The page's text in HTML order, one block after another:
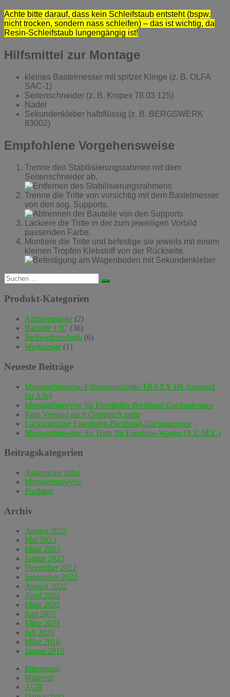
Achte bitte darauf, dass kein Schleifstaub entsteht (bspw.
nicht trocken, sondern nass schleifen) – das ist wichtig, da
Resin-Schleifstaub lungengängig ist!
Hilfsmittel zur Montage
kleines Bastelmesser mit spitzer Klinge (z. B. OLFA
SAC-1)
Seitenschneider (z. B. Knipex 78 03 125)
Nadel
Sekundenkleber halbflüssig (z. B. BERGSWERK
83002)
Empfohlene Vorgehensweise
Trenne den Stabilisierungsrahmen mit dem
Seitenschneider ab.
Trenne die Tritte von vorsichtig mit dem Bastelmesser
von den sog. Supports.
Lackiere die Tritte in der zum jeweiligen Vorbild
passenden Farbe.
Montiere die Tritte und befestige sie jeweils mit einem
kleinen Tropfen Klebstoff von der Rückseite.
Suchen
nach:
Produkt-Kategorien
Archivprodukt (2)
Bauteile 1:87 (36)
Stellwerkstechnik (6)
Werkzeuge (1)
Neueste Beiträge
Montagehinweise Führerstandstritte TRAXX DE (passend
für Ade)
Montagehinweise für Eisenbahn-Breitband-Dachantennen
Kein Versand nach Österreich mehr
Lackprobleme Eisenbahn-Breitband-Dachantennen
Montagehinweise für Tritte für Eurofima-Wagen (A.C.M.E.)
Beitragskategorien
Allgemeine Infos
Montagehinweise
Produkte
Archiv
August 2025
Mai 2023
März 2023
Januar 2023
Dezember 2022
September 2022
August 2022
April 2022
März 2022
Juni 2021
März 2021
Juli 2020
März 2010
Januar 2010
Impressum
Widerruf
AGB